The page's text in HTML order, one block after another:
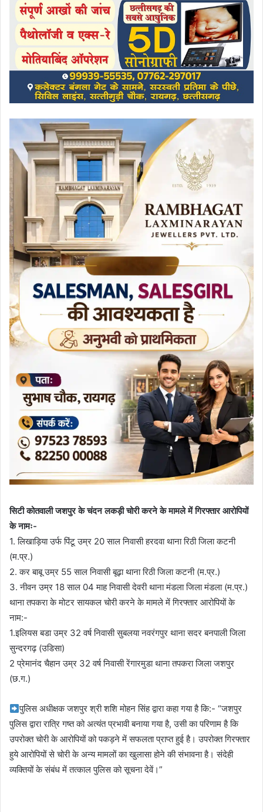
सिटी कोतवाली जशपुर के चंदन लकड़ी चोरी करने के मामले में गिरफ्तार आरोपियों
के नामः-
1. लिखाड़िया उर्फ पिंटू उम्र 20 साल निवासी हरदवा थाना रिठी जिला कटनी
(म.प्र.)
2. कर बाबू उम्र 55 साल निवासी बूढ़ा थाना रिठी जिला कटनी (म.प्र.)
3. नीवन उम्र 18 साल 04 माह निवासी देवरी थाना मंडला जिला मंडला (म.प्र.)
थाना तपकरा के मोटर सायकल चोरी करने के मामले में गिरफ्तार आरोपियों के
नाम:-
1.इलियस बडा उम्र 32 वर्ष निवासी सुबलया नवरंगपुर थाना सदर बनपाली जिला
सुन्दरगढ़ (उडिसा)
2 प्रेमानंद चैहान उम्र 32 वर्ष निवासी रेंगारमुडा थाना तपकरा जिला जशपुर
(छ.ग.)
पुलिस अधीक्षक जशपुर श्री शशि मोहन सिंह द्वारा कहा गया है कि:- “जशपुर
पुलिस द्वारा रात्रि गष्त को अत्यंत प्रभावी बनाया गया है, उसी का परिणाम है कि
उपरोक्त चोरी के आरोपियों को पकड़ने में सफलता प्राप्त हुई है। उपरोक्त गिरफ्तार
हुये आरोपियों से चोरी के अन्य मामलों का खुलासा होने की संभावना है। संदेही
व्यक्तियों के संबंध में तत्काल पुलिस को सूचना देवें।”